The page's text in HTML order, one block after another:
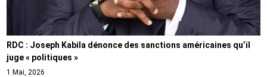
RDC : Joseph Kabila dénonce des sanctions américaines qu’il
juge « politiques »
1 Mai, 2026